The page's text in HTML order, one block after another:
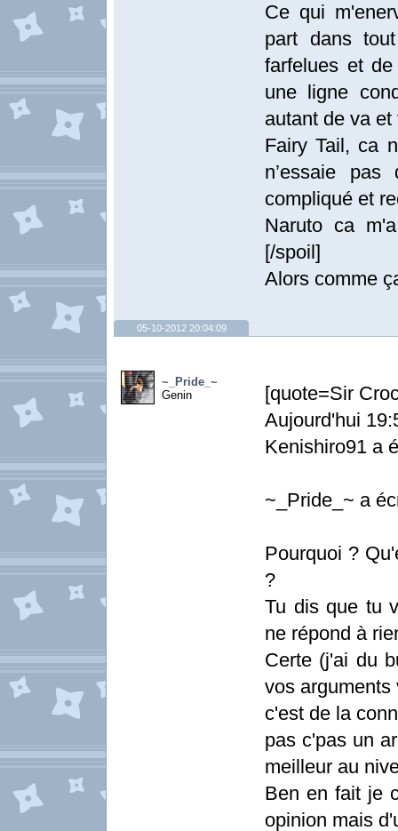
Ce qui
part dans
farfelues et
une ligne
autant de va
Fairy Tail, ca
n’essaie
compliqué et
Naruto ca
[/spoil]
Alors comme
05-10-2012 20:04:09
~_Pride_~
Genin
[quote=Sir
Aujourd'hui
Kenishiro91 a
~_Pride_~ a
Pourquoi ?
?
Tu dis que tu
ne répond à
Certe (j'ai du
vos arguments
c'est de la
pas c'pas un
meilleur au
Ben en fait je
opinion mais